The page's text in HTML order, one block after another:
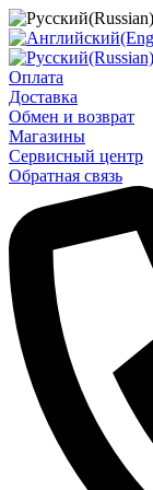
Оплата
Доставка
Обмен и возврат
Магазины
Сервисный центр
Обратная связь